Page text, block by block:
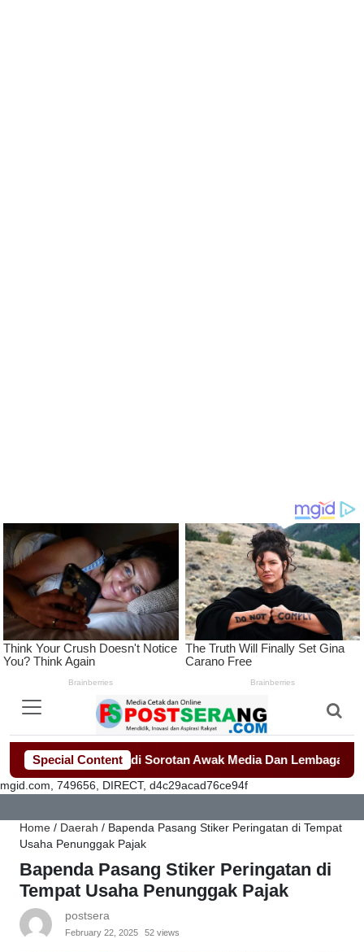
Special Content
Sekolah Jadi Sorotan Awak Media Dan Lembaga Swadaya
mgid.com, 749656, DIRECT, d4c29acad76ce94f
Home / Daerah / Bapenda Pasang Stiker Peringatan di Tempat
Usaha Penunggak Pajak
Bapenda Pasang Stiker Peringatan di
Tempat Usaha Penunggak Pajak
postsera
February 22, 2025 52 views